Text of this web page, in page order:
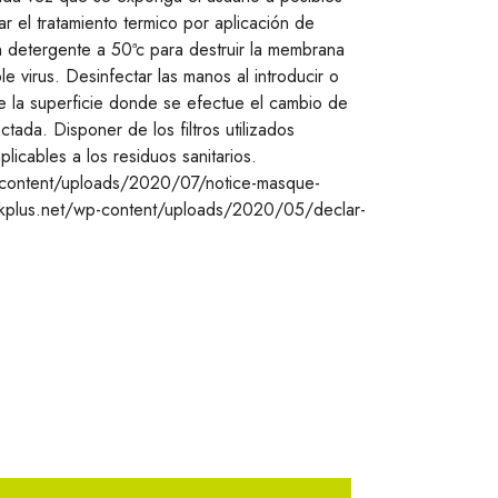
el tratamiento termico por aplicación de
a 50ªc para destruir la membrana
virus. Desinfectar las manos al introducir o
la superficie donde se efectue el cambio de
Disponer de los filtros utilizados
a los residuos sanitarios.
uploads/2020/07/notice-masque-
wp-content/uploads/2020/05/declar-